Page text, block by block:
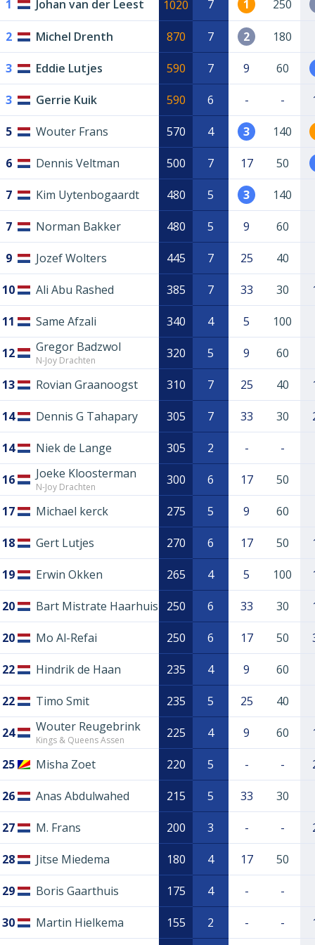
1 Johan van der Leest 1020 7 1 250
2 Michel Drenth 870 7 2 180
3 Eddie Lutjes 590 7 9 60
3 Gerrie Kuik 590 6 - -
5 Wouter Frans 570 4 3 140
6 Dennis Veltman 500 7 17 50
7 Kim Uytenbogaardt 480 5 3 140
7 Norman Bakker 480 5 9 60
9 Jozef Wolters 445 7 25 40
10 Ali Abu Rashed 385 7 33 30
11 Same Afzali 340 4 5 100
12 Gregor Badzwol
N-Joy Drachten 320 5 9 60
13 Rovian Graanoogst 310 7 25 40
14 Dennis G Tahapary 305 7 33 30
14 Niek de Lange 305 2 - -
16 Joeke Kloosterman
N-Joy Drachten 300 6 17 50
17 Michael kerck 275 5 9 60
18 Gert Lutjes 270 6 17 50
19 Erwin Okken 265 4 5 100
20 Bart Mistrate Haarhuis 250 6 33 30
20 Mo Al-Refai 250 6 17 50
22 Hindrik de Haan 235 4 9 60
22 Timo Smit 235 5 25 40
24 Wouter Reugebrink
Kings & Queens Assen 225 4 9 60
25 Misha Zoet 220 5 - -
26 Anas Abdulwahed 215 5 33 30
27 M. Frans 200 3 - -
28 Jitse Miedema 180 4 17 50
29 Boris Gaarthuis 175 4 - -
30 Martin Hielkema 155 2 - -